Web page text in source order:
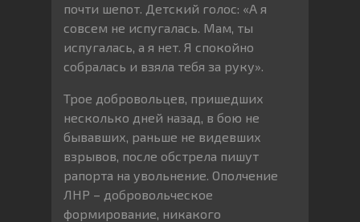
почти шепот. Детский голос: «А я
совсем не испугалась. Мам, ты
испугалась, а я нет. Я спокойно
собралась и взяла тебя за руку».
Трое добровольцев, пришедших
несколько дней назад, в бою не
бывавших, раньше не видевших
взрывов, после обстрела пишут
рапорта на увольнение. Ополчение
ЛНР – добровольческое
формирование, никакого